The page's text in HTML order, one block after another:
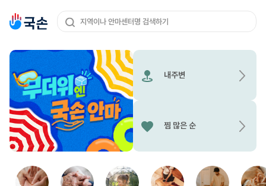
지역이나 안마센터명 검색하기
내주변
찜 많은 순